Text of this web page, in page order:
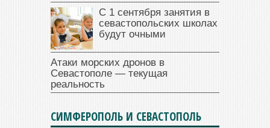
С 1 сентября занятия в
севастопольских школах
будут очными
Атаки морских дронов в
Севастополе — текущая
реальность
СИМФЕРОПОЛЬ И СЕВАСТОПОЛЬ